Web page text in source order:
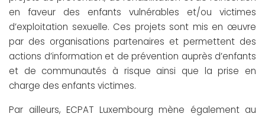
en faveur des enfants vulnérables et/ou victimes
d’exploitation sexuelle. Ces projets sont mis en œuvre
par des organisations partenaires et permettent des
actions d’information et de prévention auprès d’enfants
et de communautés à risque ainsi que la prise en
charge des enfants victimes.
Par ailleurs, ECPAT Luxembourg mène également au